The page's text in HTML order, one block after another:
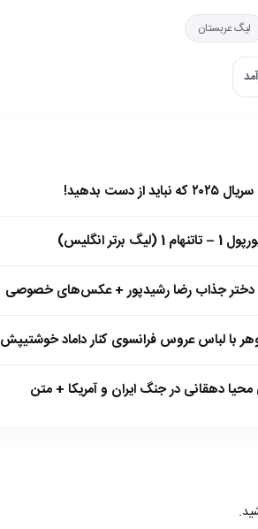
لیگ عربستان
برتر انگلیس)
دختر جذاب رضا رشیدپور + عکس‌های خصوصی
با لباس عروس فرانسوی کنار داماد خوشتیپش
دهقانی در جنگ ایران و آمریکا + متن